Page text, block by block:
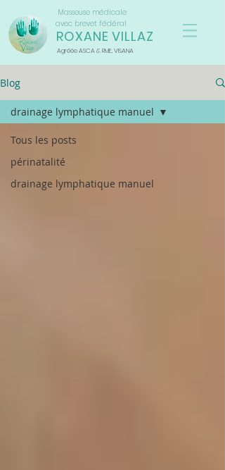
Masseuse médicale
avec brevet fédéral
ROXANE VILLAZ
Agréée ASCA & RME, VISANA
Blog
Tous les posts
périnatalité
drainage lymphatique manuel
drainage lymphatique manuel